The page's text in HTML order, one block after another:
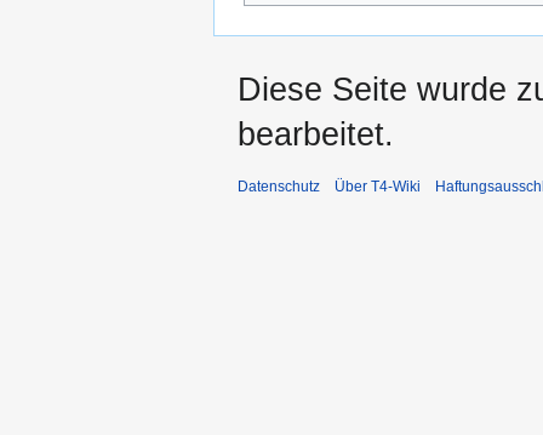
Diese Seite wurde
bearbeitet.
Datenschutz Über T4-Wiki